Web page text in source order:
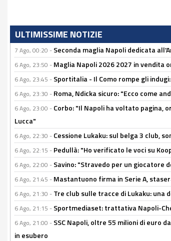
ULTIMISSIME NOTIZIE
7 Ago, 00:20 - Seconda maglia Napoli dedicata
6 Ago, 23:50 - Maglia Napoli 2026 2027 in vendita
6 Ago, 23:45 - Sportitalia - Il Como rompe gli
6 Ago, 23:30 - Roma, Ndicka sicuro: "Ecco come
6 Ago, 23:00 - Corbo: "Il Napoli ha voltato pagina,
Lucca"
6 Ago, 22:30 - Cessione Lukaku: sul belga 3 club,
6 Ago, 22:15 - Pedullà: "Ho verificato le voci su
6 Ago, 22:00 - Savino: "Stravedo per un giocatore
6 Ago, 21:45 - Mastantuono firma in Serie A,
6 Ago, 21:30 - Tre club sulle tracce di Lukaku: una
6 Ago, 21:15 - Sportmediaset: trattativa Napoli-
6 Ago, 21:00 - SSC Napoli, oltre 55 milioni di euro
in esubero